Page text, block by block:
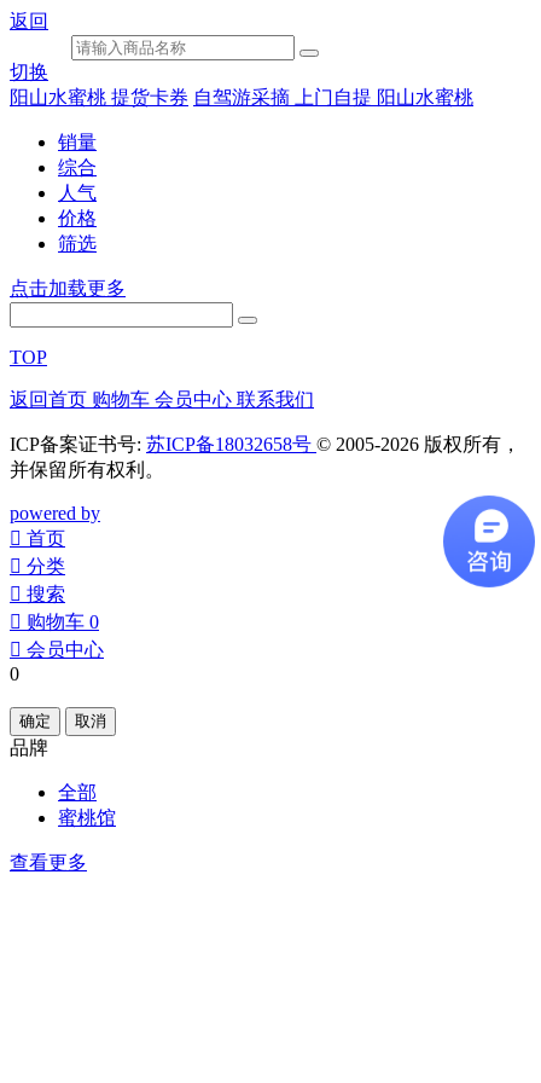
返回
切换
阳山水蜜桃 提货卡券 自驾游采摘 上门自提 阳山水蜜桃
销量
综合
人气
价格
筛选
点击加载更多
TOP
返回首页 购物车 会员中心 联系我们
ICP备案证书号: 苏ICP备18032658号 © 2005-2026 版权所有，
并保留所有权利。
powered by
󰀁 首页
󰀂 分类
󰀃 搜索
󰀄 购物车 0
󰀅 会员中心
0
确定 取消
品牌
全部
蜜桃馆
查看更多